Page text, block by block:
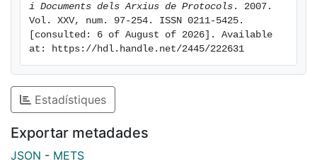
s’iniciava una nova etapa en la història del protest per
lletres de
canvi impagades. A partir d’ara, en els protests
dels canvis: el del lloc d’origen i el del lloc de destí,
aquest certificat pel
notari a partir de la valoració d’un funcionari, el
corredor de canvis públic
i jurat de la ciutat.
i Documents dels Arxius de Protocols . 2007.
Vol. XXV, num. 97-254. ISSN 0211-5425.
[consulted: 6 of August of 2026]. Available
at: https://hdl.handle.net/2445/222631
Estadístiques
Exportar metadades
JSON - METS